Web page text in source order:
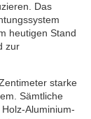
Das
heutigen Stand
zur
starke
Sämtliche
Aluminium-